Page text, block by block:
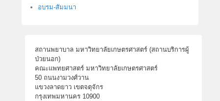
อบรม-สัมมนา
สถานพยาบาล มหาวิทยาลัยเกษตรศาสตร์ (สถานบริการผู้
ป่วยนอก)
คณะแพทยศาสตร์ มหาวิทยาลัยเกษตรศาสตร์
50 ถนนงามวงศ์วาน
แขวงลาดยาว เขตจตุจักร
กรุงเทพมหานคร 10900